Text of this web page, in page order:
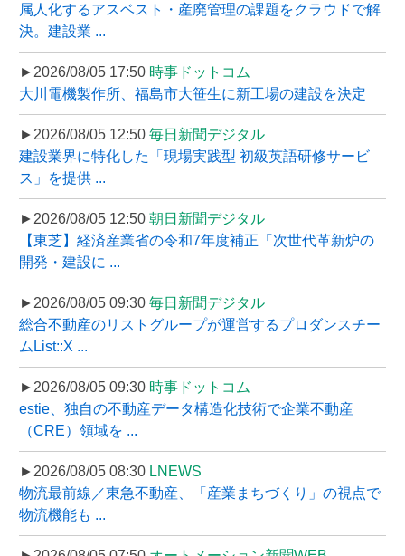
属人化するアスベスト・産廃管理の課題をクラウドで解
決。建設業 ...
►2026/08/05 17:50 時事ドットコム
大川電機製作所、福島市大笹生に新工場の建設を決定
►2026/08/05 12:50 毎日新聞デジタル
建設業界に特化した「現場実践型 初級英語研修サービ
ス」を提供 ...
►2026/08/05 12:50 朝日新聞デジタル
【東芝】経済産業省の令和7年度補正「次世代革新炉の
開発・建設に ...
►2026/08/05 09:30 毎日新聞デジタル
総合不動産のリストグループが運営するプロダンスチー
ムList::X ...
►2026/08/05 09:30 時事ドットコム
estie、独自の不動産データ構造化技術で企業不動産
（CRE）領域を ...
►2026/08/05 08:30 LNEWS
物流最前線／東急不動産、「産業まちづくり」の視点で
物流機能も ...